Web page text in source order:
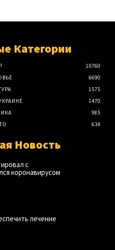
Категории
10760
6690
1575
1470
985
634
Новость
с
коронавирусом
лечение